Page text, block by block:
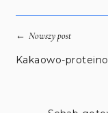
← Nowszy post
Kakaowo-